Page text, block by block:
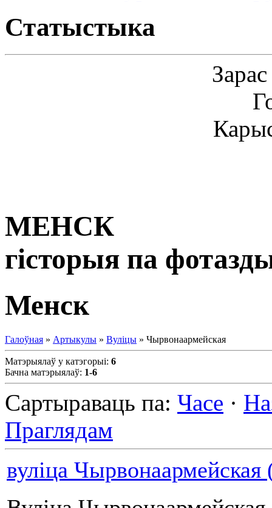
Статыстыка
МЕНСК
гісторыя па
Менск
Галоўная » Артыкулы » Вуліцы » Чырвонаармейская
Матэрыялаў у катэгорыі: 6
Бачна матэрыялаў: 1-6
Сартыраваць па: Часе ·
Праглядам
вуліца Чырвонаармейская